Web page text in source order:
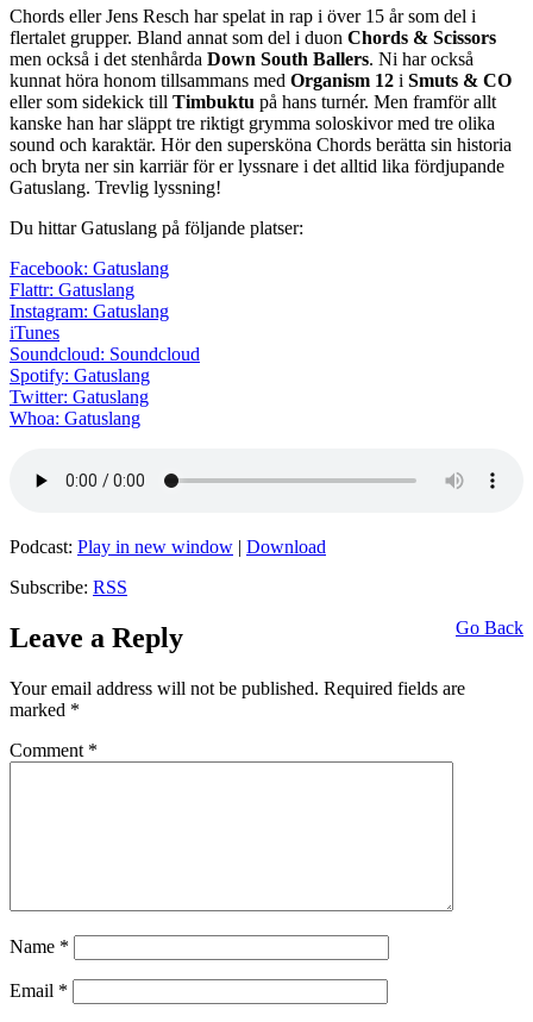
Chords eller Jens Resch har spelat in rap i över 15 år som del i
flertalet grupper. Bland annat som del i duon Chords & Scissors
men också i det stenhårda Down South Ballers. Ni har också
kunnat höra honom tillsammans med Organism 12 i Smuts & CO
eller som sidekick till Timbuktu på hans turnér. Men framför allt
kanske han har släppt tre riktigt grymma soloskivor med tre olika
sound och karaktär. Hör den supersköna Chords berätta sin historia
och bryta ner sin karriär för er lyssnare i det alltid lika fördjupande
Gatuslang. Trevlig lyssning!
Du hittar Gatuslang på följande platser:
Facebook: Gatuslang
Flattr: Gatuslang
Instagram: Gatuslang
iTunes
Soundcloud: Soundcloud
Spotify: Gatuslang
Twitter: Gatuslang
Whoa: Gatuslang
Podcast: Play in new window | Download
Subscribe: RSS
Go Back
Leave a Reply
Your email address will not be published. Required fields are
marked *
Comment *
Name *
Email *